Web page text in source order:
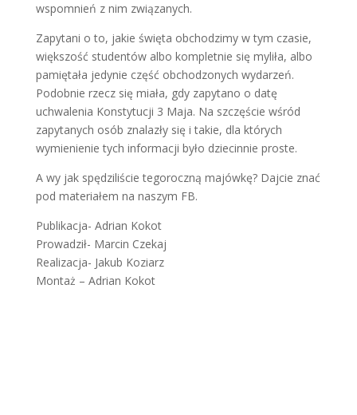
wspomnień z nim związanych.
Zapytani o to, jakie święta obchodzimy w tym czasie,
większość studentów albo kompletnie się myliła, albo
pamiętała jedynie część obchodzonych wydarzeń.
Podobnie rzecz się miała, gdy zapytano o datę
uchwalenia Konstytucji 3 Maja. Na szczęście wśród
zapytanych osób znalazły się i takie, dla których
wymienienie tych informacji było dziecinnie proste.
A wy jak spędziliście tegoroczną majówkę? Dajcie znać
pod materiałem na naszym FB.
Publikacja- Adrian Kokot
Prowadził- Marcin Czekaj
Realizacja- Jakub Koziarz
Montaż – Adrian Kokot